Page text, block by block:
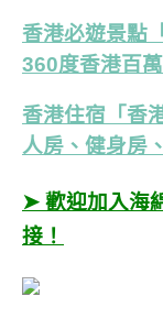
香港必遊景點
360度香港百
香港住宿「香
人房、健身房
➤ 歡迎加入海
接！